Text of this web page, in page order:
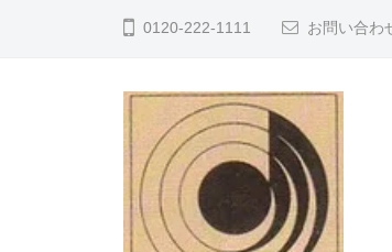
0120-222-1111 お問い合わ